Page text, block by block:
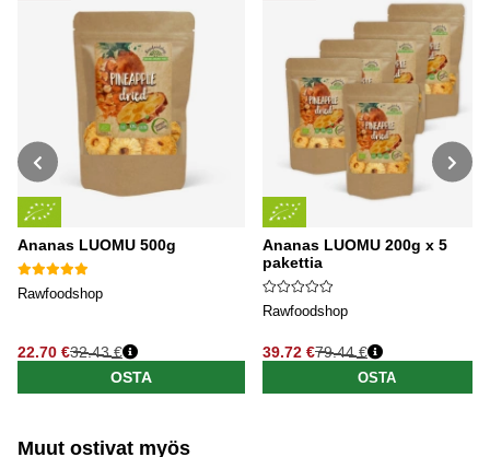
Ananas LUOMU 500g
Rawfoodshop
22.70 €
Normaali hinta
32.43 €
OSTA
Ananas LUOMU 200g x 5
pakettia
Rawfoodshop
39.72 €
Normaali hinta
79.44 €
OSTA
Muut ostivat myös